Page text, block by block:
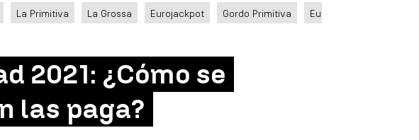
La Primitiva La Grossa Eurojackpot Gordo Primitiva Euromillones
2021: ¿Cómo se
las paga?